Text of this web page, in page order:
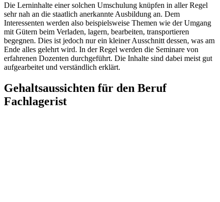
Die Lerninhalte einer solchen Umschulung knüpfen in aller Regel
sehr nah an die staatlich anerkannte Ausbildung an. Dem
Interessenten werden also beispielsweise Themen wie der Umgang
mit Gütern beim Verladen, lagern, bearbeiten, transportieren
begegnen. Dies ist jedoch nur ein kleiner Ausschnitt dessen, was am
Ende alles gelehrt wird. In der Regel werden die Seminare von
erfahrenen Dozenten durchgeführt. Die Inhalte sind dabei meist gut
aufgearbeitet und verständlich erklärt.
Gehaltsaussichten für den Beruf
Fachlagerist